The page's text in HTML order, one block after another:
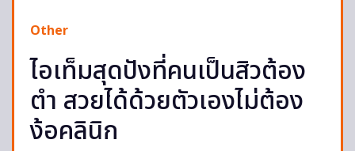
Other
ไอเท็มสุดปังที่คนเป็นสิวต้อง
ตำ สวยได้ด้วยตัวเองไม่ต้อง
ง้อคลินิก